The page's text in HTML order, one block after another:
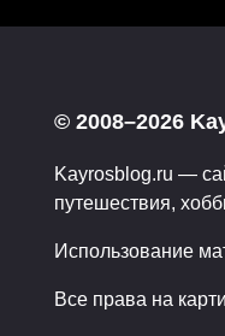
© 2008–2026
Kayrosblog.ru —
путешествия,
Использование
Все права на